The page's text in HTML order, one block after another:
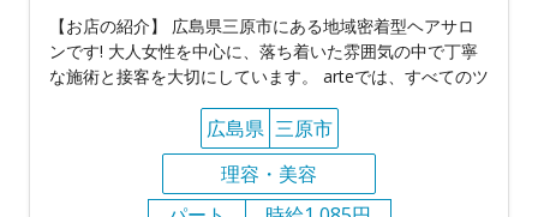
【お店の紹介】 広島県三原市にある地域密着型ヘアサロ
ンです! 大人女性を中心に、落ち着いた雰囲気の中で丁寧
な施術と接客を大切にしています。 arteでは、すべてのツ
広島県 三原市
理容・美容